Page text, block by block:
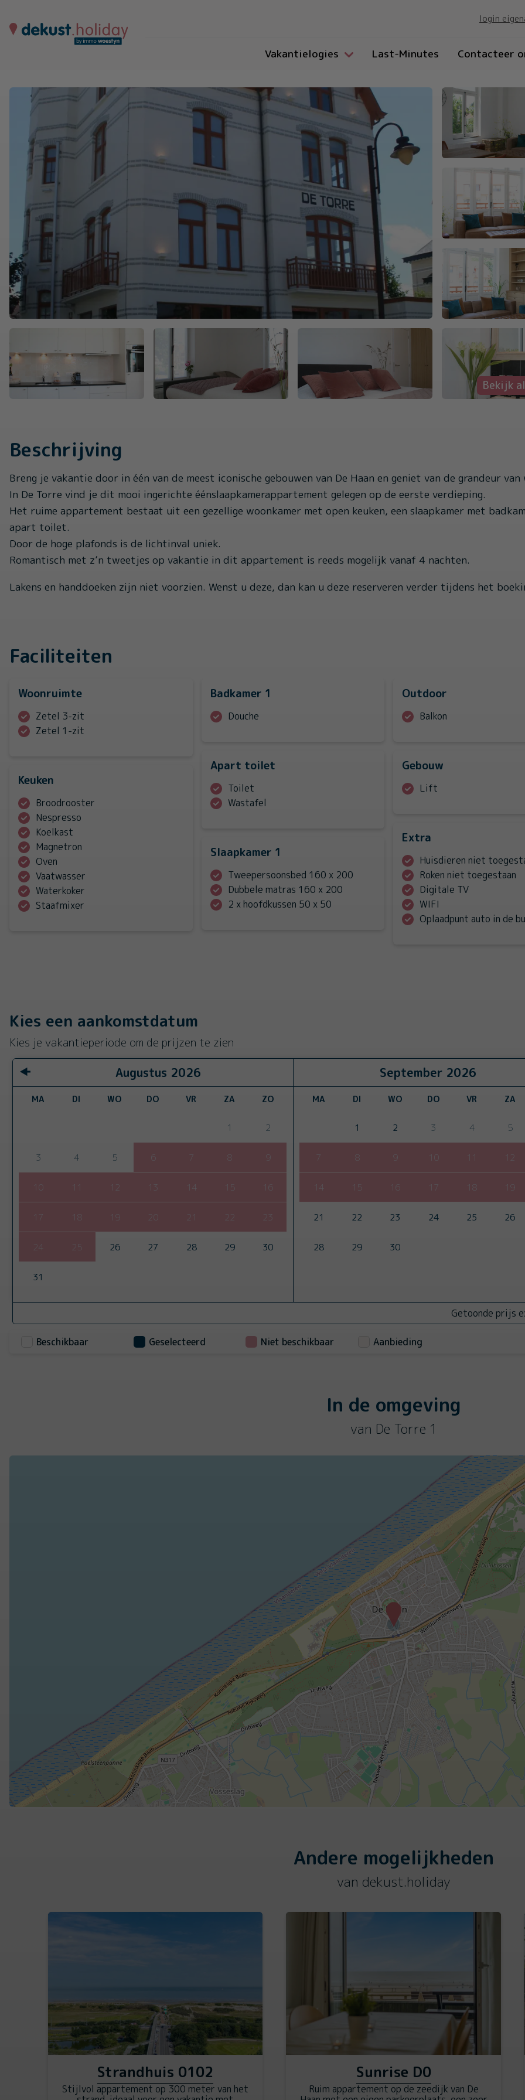
login
Vakantielogies Last-Minutes Contacteer
Bekijk
Beschrijving
Breng je vakantie door in één van de meest iconische gebouwen van De Haan en geniet van de grandeur van
In De Torre vind je dit mooi ingerichte éénslaapkamerappartement gelegen op de eerste verdieping.
Het ruime appartement bestaat uit een gezellige woonkamer met open keuken, een slaapkamer met
apart toilet.
Door de hoge plafonds is de lichtinval uniek.
Romantisch met z’n tweetjes op vakantie in dit appartement is reeds mogelijk vanaf 4 nachten.
Lakens en handdoeken zijn niet voorzien. Wenst u deze, dan kan u deze reserveren verder tijdens het
Faciliteiten
Woonruimte
Zetel 3-zit
Zetel 1-zit
Keuken
Broodrooster
Nespresso
Koelkast
Magnetron
Oven
Vaatwasser
Waterkoker
Staafmixer
Badkamer 1
Douche
Apart toilet
Toilet
Wastafel
Slaapkamer 1
Tweepersoonsbed 160 x 200
Dubbele matras 160 x 200
2 x hoofdkussen 50 x 50
Outdoor
Balkon
Gebouw
Lift
Extra
Huisdieren niet
Roken niet toegestaan
Digitale TV
WIFI
Oplaadpunt auto in de
Kies een aankomstdatum
Kies je vakantieperiode om de prijzen te zien
Augustus 2026
MA DI WO DO VR ZA ZO
1 2
3 4 5 6 7 8 9
12 13 14 16
17 18 19 20 21 22 23
24 25 26 27 28 29 30
31
September 2026
MA DI WO DO VR ZA
1 2 3 4 5
7 8 9 12
14 16 17 18 19
21 22 23 24 25 26
28 29 30
Getoonde prijs
Beschikbaar Geselecteerd Niet beschikbaar Aanbieding
In de omgeving
van De Torre 1
Andere mogelijkheden
van dekust.holiday
Strandhuis 0102
Stijlvol appartement op 300 meter van het
Sunrise D0
Ruim appartement op de zeedijk van De